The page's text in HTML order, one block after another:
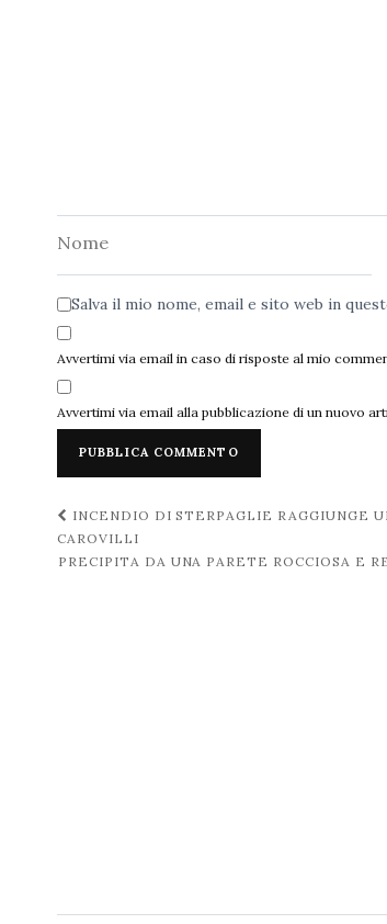
Salva il mio nome, email e sito web in
Avvertimi via email in caso di risposte al mio
Avvertimi via email alla pubblicazione di un nuovo
Navigazione
post
INCENDIO DI STERPAGLIE RAGGIUNGE
CAROVILLI
PRECIPITA DA UNA PARETE ROCCIOSA E